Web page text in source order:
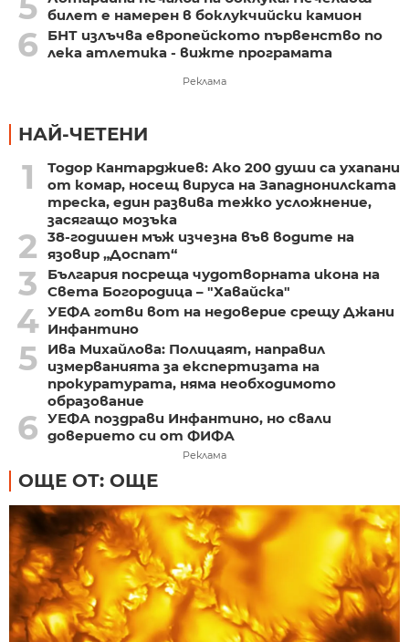
билет е намерен в боклукчийски камион
6
БНТ излъчва европейското първенство по
лека атлетика - вижте програмата
Реклама
НАЙ-ЧЕТЕНИ
1
Тодор Кантарджиев: Ако 200 души са ухапани
от комар, носещ вируса на Западнонилската
треска, един развива тежко усложнение,
засягащо мозъка
2
38-годишен мъж изчезна във водите на
язовир „Доспат“
3
България посреща чудотворната икона на
Света Богородица – "Хавайска"
4 УЕФА готви вот на недоверие срещу Джани
Инфантино
5
Ива Михайлова: Полицаят, направил
измерванията за експертизата на
прокуратурата, няма необходимото
образование
6 УЕФА поздрави Инфантино, но свали
доверието си от ФИФА
Реклама
ОЩЕ ОТ: ОЩЕ